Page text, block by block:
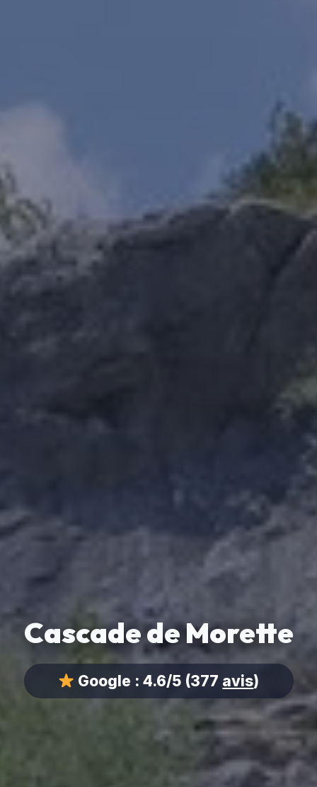
Cascade de Morette
Google :4.6/5 (377 avis)